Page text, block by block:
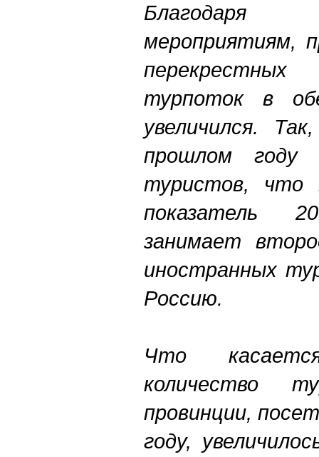
Благодаря
мероприятиям,
турпоток в
увеличился.
прошлом году
туристов, что
показатель
занимает
иностранных
Россию.
Что
количество
провинции,
году,